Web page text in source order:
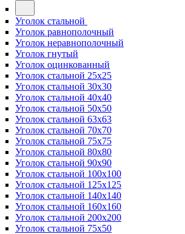
Уголок стальной
Уголок равнополочный
Уголок неравнополочный
Уголок гнутый
Уголок оцинкованный
Уголок стальной 25х25
Уголок стальной 30х30
Уголок стальной 40х40
Уголок стальной 50х50
Уголок стальной 63х63
Уголок стальной 70х70
Уголок стальной 75х75
Уголок стальной 80х80
Уголок стальной 90х90
Уголок стальной 100х100
Уголок стальной 125х125
Уголок стальной 140х140
Уголок стальной 160х160
Уголок стальной 200х200
Уголок стальной 75х50